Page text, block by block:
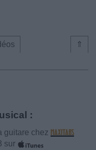
⇑
:
guitare chez
sur